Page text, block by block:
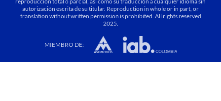
autorización escrita de su titular. Reproduction in whole or in part, or
translation without written permission is prohibited. All rights reserved
2025.
MIEMBRO DE: